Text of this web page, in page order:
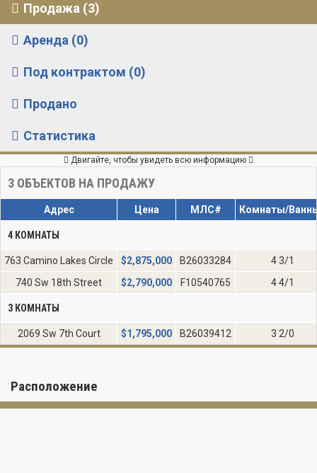
Продажа (3)
Аренда (0)
Под контрактом (0)
Продано
Статистика
Двигайте, чтобы увидеть всю информацию
3 ОБЪЕКТОВ НА ПРОДАЖУ
Адрес Цена МЛС# Комнаты/
4 КОМНАТЫ
763 Camino Lakes Circle $2,875,000 B26033284
4 3/1
740 Sw 18th Street
$2,790,000 F10540765 4 4/1
3 КОМНАТЫ
2069 Sw 7th Court $1,795,000 B26039412 3 2/0
Расположение